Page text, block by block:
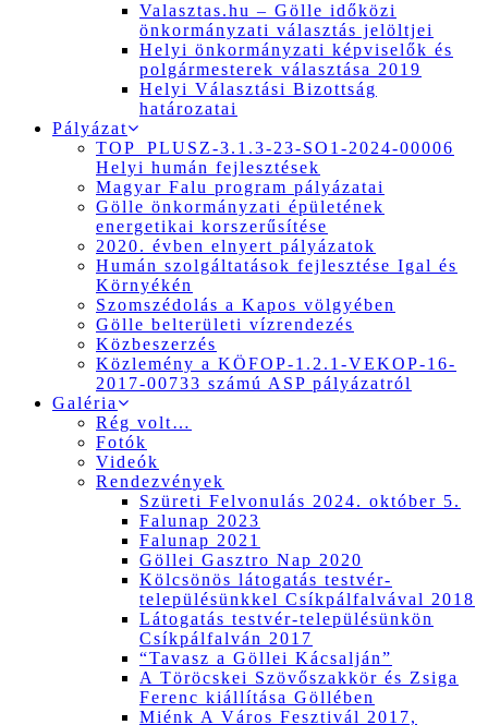
Valasztas.hu – Gölle időközi
önkormányzati választás jelöltjei
Helyi önkormányzati képviselők és
polgármesterek választása 2019
Helyi Választási Bizottság
határozatai
Pályázat
TOP_PLUSZ-3.1.3-23-SO1-2024-00006
Helyi humán fejlesztések
Magyar Falu program pályázatai
Gölle önkormányzati épületének
energetikai korszerűsítése
2020. évben elnyert pályázatok
Humán szolgáltatások fejlesztése Igal és
Környékén
Szomszédolás a Kapos völgyében
Gölle belterületi vízrendezés
Közbeszerzés
Közlemény a KÖFOP-1.2.1-VEKOP-16-
2017-00733 számú ASP pályázatról
Galéria
Rég volt…
Fotók
Videók
Rendezvények
Szüreti Felvonulás 2024. október 5.
Falunap 2023
Falunap 2021
Göllei Gasztro Nap 2020
Kölcsönös látogatás testvér-
településünkkel Csíkpálfalvával 2018
Látogatás testvér-településünkön
Csíkpálfalván 2017
“Tavasz a Göllei Kácsalján”
A Töröcskei Szövőszakkör és Zsiga
Ferenc kiállítása Göllében
Miénk A Város Fesztivál 2017,